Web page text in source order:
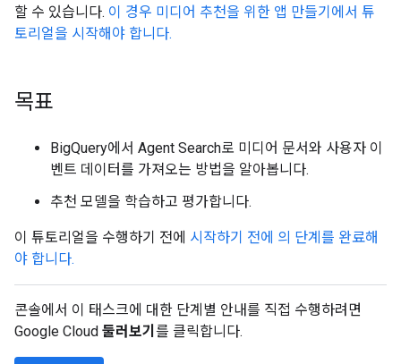
할 수 있습니다. 이 경우 미디어 추천을 위한 앱 만들기에서 튜
토리얼을 시작해야 합니다.
목표
BigQuery에서 Agent Search로 미디어 문서와 사용자 이
벤트 데이터를 가져오는 방법을 알아봅니다.
추천 모델을 학습하고 평가합니다.
이 튜토리얼을 수행하기 전에 시작하기 전에 의 단계를 완료해
야 합니다.
콘솔에서 이 태스크에 대한 단계별 안내를 직접 수행하려면
Google Cloud 둘러보기 를 클릭합니다.